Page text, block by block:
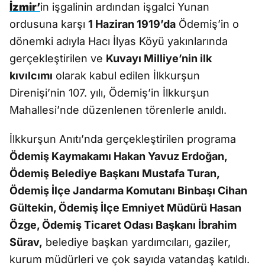
İzmir’in işgalinin ardından işgalci Yunan
ordusuna karşı 1 Haziran 1919’da Ödemiş’in o
dönemki adıyla Hacı İlyas Köyü yakınlarında
gerçekleştirilen ve Kuvayı Milliye’nin ilk
kıvılcımı olarak kabul edilen İlkkurşun
Direnişi’nin 107. yılı, Ödemiş’in İlkkurşun
Mahallesi’nde düzenlenen törenlerle anıldı.
İlkkurşun Anıtı’nda gerçekleştirilen programa
Ödemiş Kaymakamı Hakan Yavuz Erdoğan,
Ödemiş Belediye Başkanı Mustafa Turan,
Ödemiş İlçe Jandarma Komutanı Binbaşı Cihan
Gültekin, Ödemiş İlçe Emniyet Müdürü Hasan
Özge, Ödemiş Ticaret Odası Başkanı İbrahim
Sürav, belediye başkan yardımcıları, gaziler,
kurum müdürleri ve çok sayıda vatandaş katıldı.